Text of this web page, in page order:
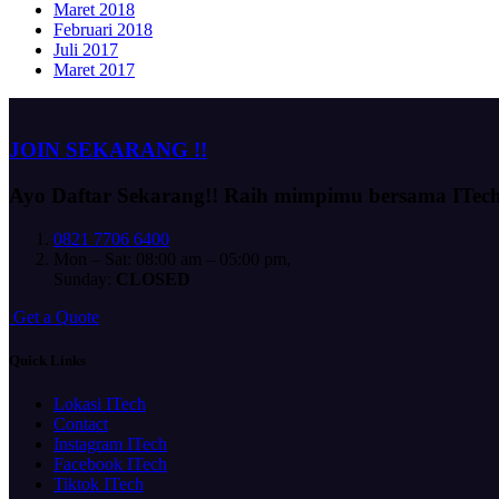
Maret 2018
Februari 2018
Juli 2017
Maret 2017
JOIN SEKARANG !!
Ayo Daftar Sekarang!! Raih mimpimu bersama
0821 7706 6400
Mon – Sat: 08:00 am – 05:00 pm,
Sunday: CLOSED
Get a Quote
Quick Links
Lokasi ITech
Contact
Instagram ITech
Facebook ITech
Tiktok ITech